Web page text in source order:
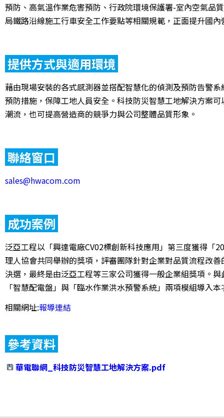
預防、高氣溫作業危害預防、行政院環境保護署-室內空氣品
局鐵路沿線施工行車安全工作要點等相關規範，正面提升國
提供方式與適用環境
藉由現場安裝的各式感測器並搭配智慧化的偵測及預防告警
預防措施，保障工地人員安全。科技防災智慧工地解決方案
潮流，也可提高營造商的競爭力與公司整體品質形象。
聯絡窗口
sales@hwacom.com
成功案例
泛亞工程以「興達電廠CV02標創新科技應用」第三度獲得「
理人協會共同舉辦的獎項，評審團隊針對企業對品質流程改
決選，最終是由泛亞工程等三家公司獲得一般企業組獎項。
「智慧配電盤」與「臨水作業洪水預警系統」兩項模組導入
相關網址:報導連結
參考資料
華電聯網_科技防災智慧工地解決方案.pdf